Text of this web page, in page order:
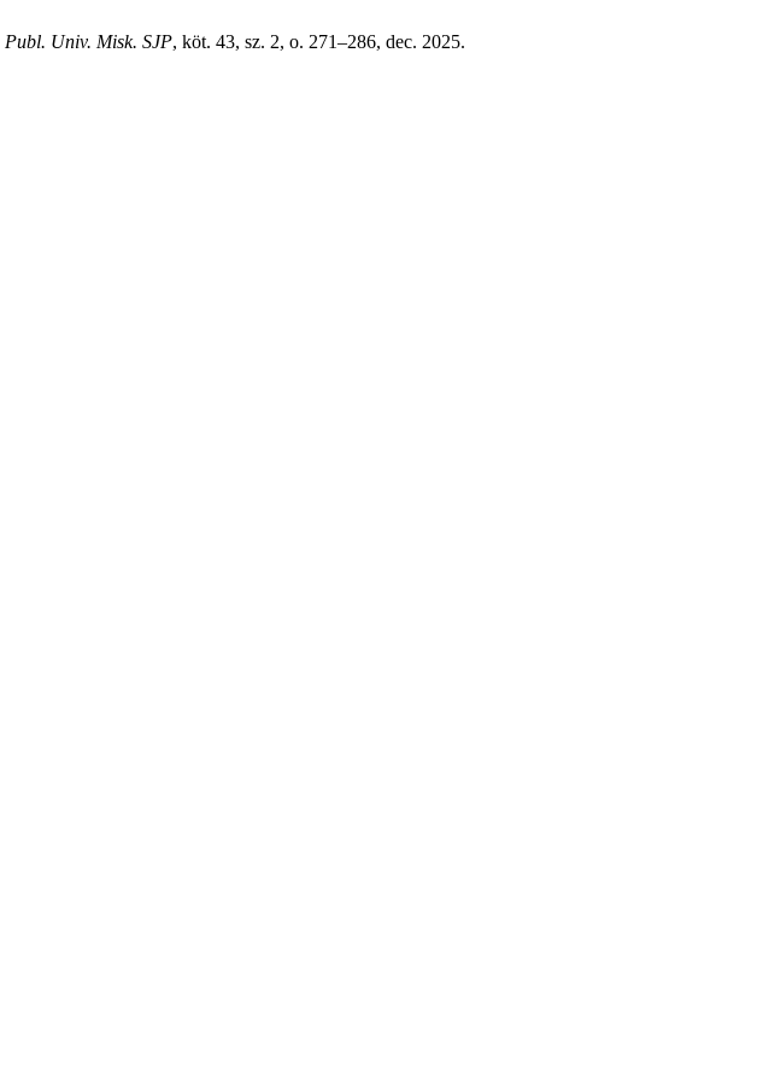
Publ. Univ. Misk. SJP, köt. 43, sz. 2, o. 271–286, dec. 2025.